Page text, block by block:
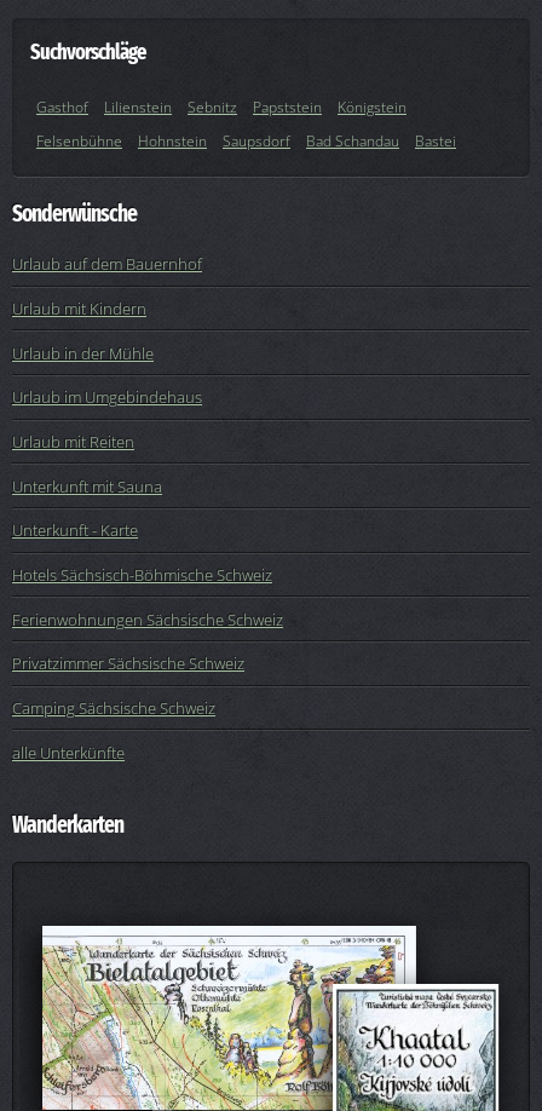
Suchvorschläge
Gasthof Lilienstein Sebnitz Papststein
Königstein
Felsenbühne
Hohnstein Saupsdorf Bad Schandau Bastei
Sonderwünsche
Urlaub auf dem Bauernhof
Urlaub mit Kindern
Urlaub in der Mühle
Urlaub im Umgebindehaus
Urlaub mit Reiten
Unterkunft mit Sauna
Unterkunft - Karte
Hotels Sächsisch-Böhmische Schweiz
Ferienwohnungen Sächsische Schweiz
Privatzimmer Sächsische Schweiz
Camping Sächsische Schweiz
alle Unterkünfte
Wanderkarten